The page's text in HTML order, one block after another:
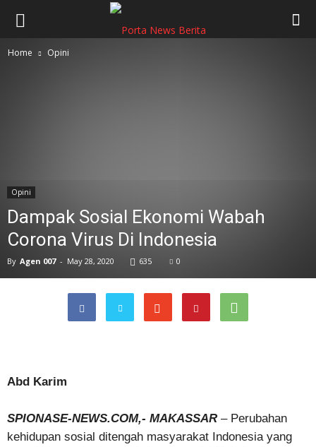
Home Opini
Opini
Dampak Sosial Ekonomi Wabah
Corona Virus Di Indonesia
By Agen 007 - May 28, 2020 635 0
Abd Karim
SPIONASE-NEWS.COM,- MAKASSAR – Perubahan
kehidupan sosial ditengah masyarakat Indonesia yang